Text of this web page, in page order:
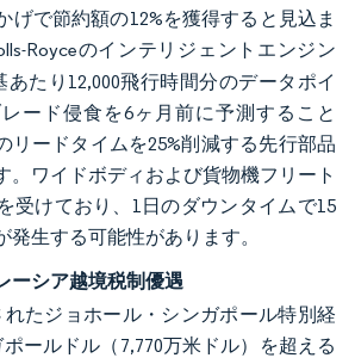
げで節約額の12%を獲得すると見込ま
Royceのインテリジェントエンジン
あたり12,000飛行時間分のデータポイ
ード侵食を6ヶ月前に予測すること
リードタイムを25%削減する先行部品
。ワイドボディおよび貨物機フリート
受けており、1日のダウンタイムで15
生する可能性があります。
ーシア越境税制優遇
れたジョホール・シンガポール特別経
ールドル（7,770万米ドル）を超える